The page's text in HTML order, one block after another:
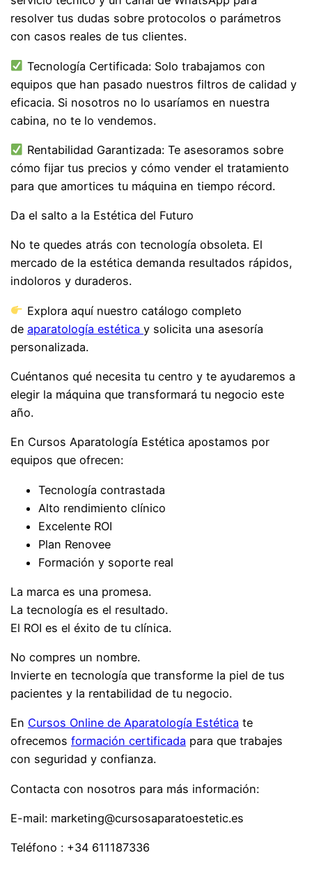
resolver tus dudas sobre protocolos o parámetros
con casos reales de tus clientes.
Tecnología Certificada: Solo trabajamos con
equipos que han pasado nuestros filtros de calidad y
eficacia. Si nosotros no lo usaríamos en nuestra
cabina, no te lo vendemos.
Rentabilidad Garantizada: Te asesoramos sobre
cómo fijar tus precios y cómo vender el tratamiento
para que amortices tu máquina en tiempo récord.
Da el salto a la Estética del Futuro
No te quedes atrás con tecnología obsoleta. El
mercado de la estética demanda resultados rápidos,
indoloros y duraderos.
Explora aquí nuestro catálogo completo
deaparatología estéticay solicita una asesoría
personalizada.
Cuéntanos qué necesita tu centro y te ayudaremos a
elegir la máquina que transformará tu negocio este
año.
En Cursos Aparatología Estética apostamos por
equipos que ofrecen:
Tecnología contrastada
Alto rendimiento clínico
Excelente ROI
Plan Renovee
Formación y soporte real
La marca es una promesa.
La tecnología es el resultado.
El ROI es el éxito de tu clínica.
No compres un nombre.
Invierte en tecnología que transforme la piel de tus
pacientes y la rentabilidad de tu negocio.
En Cursos Online de Aparatología Estética te
ofrecemosformación certificada para que trabajes
con seguridad y confianza.
Contacta con nosotros para más información:
E-mail: marketing@cursosaparatoestetic.es
Teléfono : +34 611187336